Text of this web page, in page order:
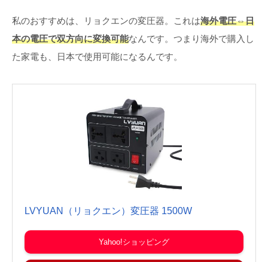
私のおすすめは、リョクエンの変圧器。これは海外電圧⇔日
本の電圧で双方向に変換可能なんです。つまり海外で購入し
た家電も、日本で使用可能になるんです。
LVYUAN（リョクエン）変圧器 1500W
Yahoo!ショッピング